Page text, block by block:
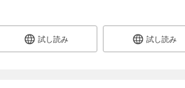
試し読み 試し読み